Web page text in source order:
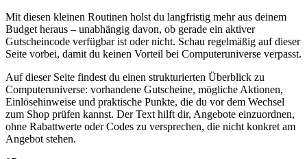
Mit diesen kleinen Routinen holst du langfristig mehr aus deinem
Budget heraus – unabhängig davon, ob gerade ein aktiver
Gutscheincode verfügbar ist oder nicht. Schau regelmäßig auf dieser
Seite vorbei, damit du keinen Vorteil bei Computeruniverse verpasst.
Auf dieser Seite findest du einen strukturierten Überblick zu
Computeruniverse: vorhandene Gutscheine, mögliche Aktionen,
Einlösehinweise und praktische Punkte, die du vor dem Wechsel
zum Shop prüfen kannst. Der Text hilft dir, Angebote einzuordnen,
ohne Rabattwerte oder Codes zu versprechen, die nicht konkret am
Angebot stehen.